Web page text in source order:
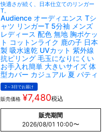
快適さが続く、日本仕立てのリンガー
T。
Audience オーディエンス Tシ
ャツ リンガーT 5分袖 メンズ
レディース 配色 無地 胸ポケッ
ト コットンライク 鹿の子 日本
製 吸水速乾 UVカット 紫外線
抗ピリング 毛玉になりにくい
お手入れ簡単 大きいサイズ 体
型カバー カジュアル 夏 パティ
2～3日でお届け
販売価格 ¥7,480税込
販売期間
2026/08/01 10:00〜